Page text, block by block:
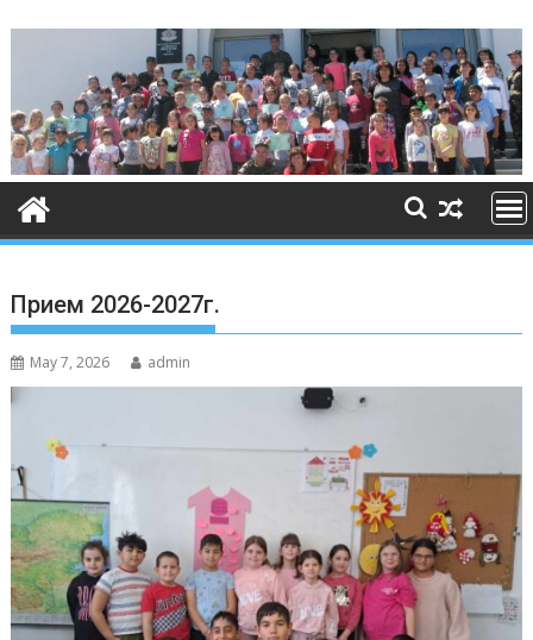
Прием 2026-2027г.
May 7, 2026 admin